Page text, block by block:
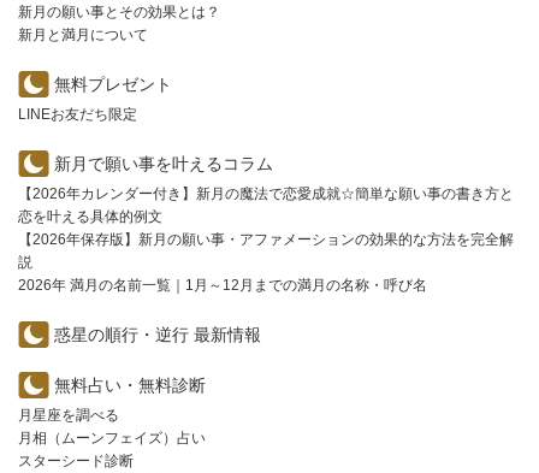
新月の願い事とその効果とは？
新月と満月について
無料プレゼント
LINEお友だち限定
新月で願い事を叶えるコラム
【2026年カレンダー付き】新月の魔法で恋愛成就☆簡単な願い事の書き方と
恋を叶える具体的例文
【2026年保存版】新月の願い事・アファメーションの効果的な方法を完全解
説
2026年 満月の名前一覧｜1月～12月までの満月の名称・呼び名
惑星の順行・逆行 最新情報
無料占い・無料診断
月星座を調べる
月相（ムーンフェイズ）占い
スターシード診断